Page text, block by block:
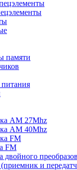
памяти
AM 27Mhz
AM 40Mhz
FM
FM
и